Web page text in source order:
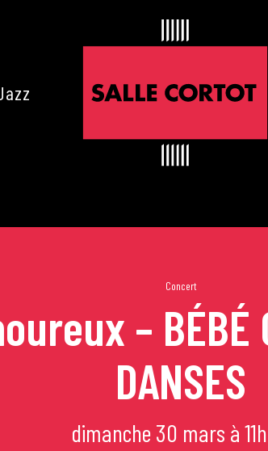
de Cortot
Concert
– BÉBÉ
DANSES
dimanche 30 mars à